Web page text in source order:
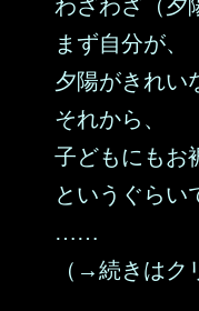
わざわざ（夕
まず自分が、
夕陽がきれい
それから、
子どもにもお
というぐらい
……
（→続きはク